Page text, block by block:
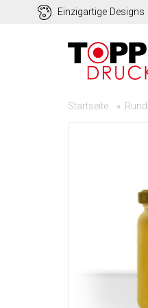
Einzigartige Designs
Startseite